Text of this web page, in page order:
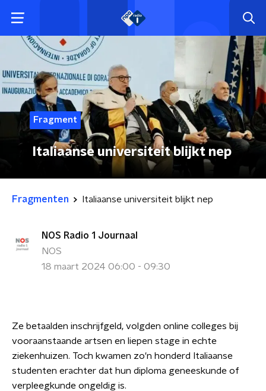
Fragment
Italiaanse universiteit blijkt nep
Fragmenten Italiaanse universiteit blijkt nep
NOS Radio 1 Journaal
NOS
18 maart 2024 06:00 - 09:30
Ze betaalden inschrijfgeld, volgden online colleges bij
vooraanstaande artsen en liepen stage in echte
ziekenhuizen. Toch kwamen zo'n honderd Italiaanse
studenten erachter dat hun diploma geneeskunde of
verpleegkunde ongeldig is.